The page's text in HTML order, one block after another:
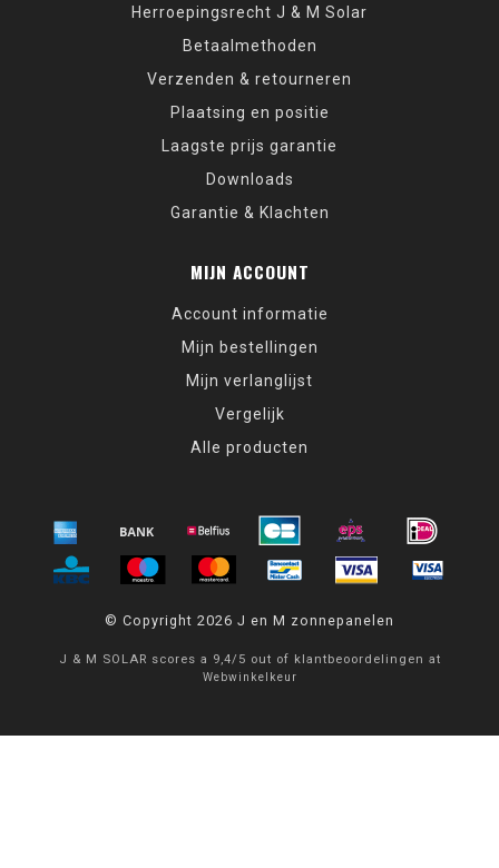
Herroepingsrecht J & M Solar
Betaalmethoden
Verzenden & retourneren
Plaatsing en positie
Laagste prijs garantie
Downloads
Garantie & Klachten
MIJN ACCOUNT
Account informatie
Mijn bestellingen
Mijn verlanglijst
Vergelijk
Alle producten
© Copyright 2026 J en M zonnepanelen
J & M SOLAR scores a 9,4/ 5 out of klantbeoordelingen at
Webwinkelkeur